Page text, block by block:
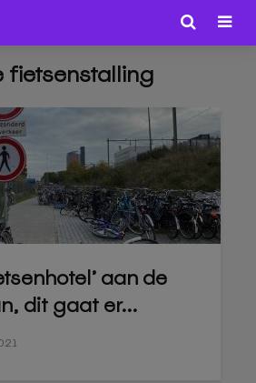
fietsenstalling
aan de
dit gaat er...